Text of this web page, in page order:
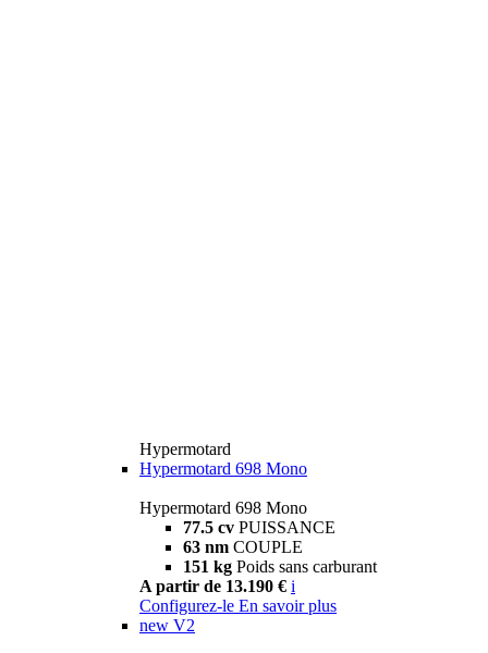
Hypermotard
Hypermotard 698 Mono
Hypermotard 698 Mono
77.5 cv PUISSANCE
63 nm COUPLE
151 kg Poids sans carburant
A partir de 13.190 € i
Configurez-le En savoir plus
new V2